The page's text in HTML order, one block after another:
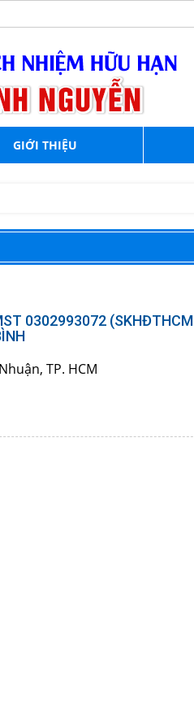
GIỚI THIỆU
0302993072 (SKHĐTHCM
TP. HCM